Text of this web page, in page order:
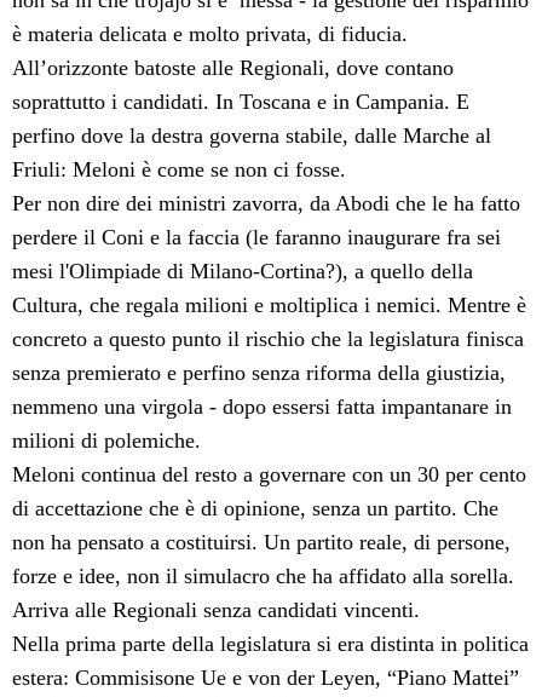
è materia delicata e molto privata, di fiducia.
All’orizzonte batoste alle Regionali, dove contano
soprattutto i candidati. In Toscana e in Campania. E
perfino dove la destra governa stabile, dalle Marche al
Friuli: Meloni è come se non ci fosse.
Per non dire dei ministri zavorra, da Abodi che le ha fatto
perdere il Coni e la faccia (le faranno inaugurare fra sei
mesi l'Olimpiade di Milano-Cortina?), a quello della
Cultura, che regala milioni e moltiplica i nemici. Mentre è
concreto a questo punto il rischio che la legislatura finisca
senza premierato e perfino senza riforma della giustizia,
nemmeno una virgola - dopo essersi fatta impantanare in
milioni di polemiche.
Meloni continua del resto a governare con un 30 per cento
di accettazione che è di opinione, senza un partito. Che
non ha pensato a costituirsi. Un partito reale, di persone,
forze e idee, non il simulacro che ha affidato alla sorella.
Arriva alle Regionali senza candidati vincenti.
Nella prima parte della legislatura si era distinta in politica
estera: Commisisone Ue e von der Leyen, “Piano Mattei”